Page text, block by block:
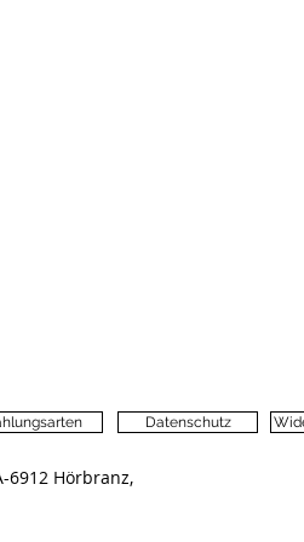
Datenschutz
6912 Hörbranz,